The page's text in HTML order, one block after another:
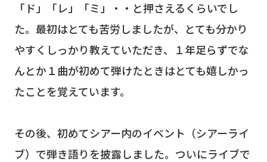
「ド」「レ」「ミ」・・と押さえるくらいでし
た。最初はとても苦労しましたが、とても分かり
やすくしっかり教えていただき、１年足らずでな
んとか１曲が初めて弾けたときはとても嬉しかっ
たことを覚えています。
その後、初めてシアー内のイベント（シアーライ
ブ）で弾き語りを披露しました。ついにライブで